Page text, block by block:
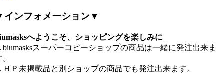
ンフォメーション▼
へようこそ、ショッピングを楽しみに
スーパーコピーショップの商品は一緒に発注出来ま
Ｐ未掲載品と別ショップの商品でも発注出来ます。